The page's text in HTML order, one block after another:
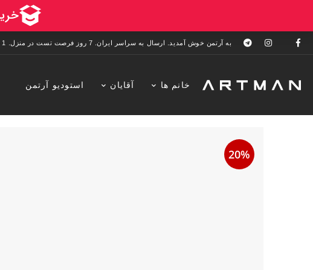
به آرتمن خوش آمدید. ارسال به سراسر ایران. 7 روز فرصت تست در منزل. 1 سال خدمات پس از فروش.
خانم ها آقایان استودیو آرتمن
20%